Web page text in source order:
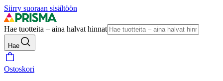
Siirry suoraan sisältöön
Hae tuotteita – aina halvat hinnat
Hae
Ostoskori